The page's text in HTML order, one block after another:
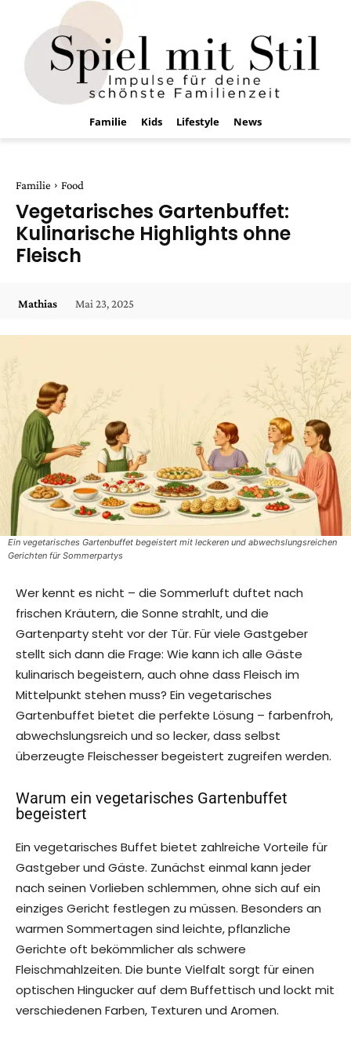
Familie Kids Lifestyle News
Familie Food
Vegetarisches Gartenbuffet:
Kulinarische Highlights ohne
Fleisch
Mathias Mai 23, 2025
Ein vegetarisches Gartenbuffet begeistert mit leckeren und abwechslungsreichen
Gerichten für Sommerpartys
Wer kennt es nicht – die Sommerluft duftet nach
frischen Kräutern, die Sonne strahlt, und die
Gartenparty steht vor der Tür. Für viele Gastgeber
stellt sich dann die Frage: Wie kann ich alle Gäste
kulinarisch begeistern, auch ohne dass Fleisch im
Mittelpunkt stehen muss? Ein vegetarisches
Gartenbuffet bietet die perfekte Lösung – farbenfroh,
abwechslungsreich und so lecker, dass selbst
überzeugte Fleischesser begeistert zugreifen werden.
Warum ein vegetarisches Gartenbuffet
begeistert
Ein vegetarisches Buffet bietet zahlreiche Vorteile für
Gastgeber und Gäste. Zunächst einmal kann jeder
nach seinen Vorlieben schlemmen, ohne sich auf ein
einziges Gericht festlegen zu müssen. Besonders an
warmen Sommertagen sind leichte, pflanzliche
Gerichte oft bekömmlicher als schwere
Fleischmahlzeiten. Die bunte Vielfalt sorgt für einen
optischen Hingucker auf dem Buffettisch und lockt mit
verschiedenen Farben, Texturen und Aromen.